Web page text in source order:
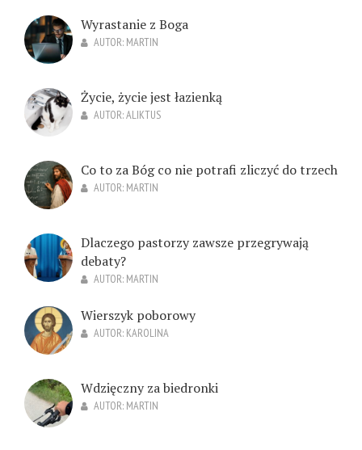
Wyrastanie z Boga
AUTOR: MARTIN
Życie, życie jest łazienką
AUTOR:ALIKTUS
Co to za Bóg co nie potrafi zliczyć do trzech
AUTOR: MARTIN
Dlaczego pastorzy zawsze przegrywają
debaty?
AUTOR: MARTIN
Wierszyk poborowy
AUTOR: KAROLINA
Wdzięczny za biedronki
AUTOR: MARTIN